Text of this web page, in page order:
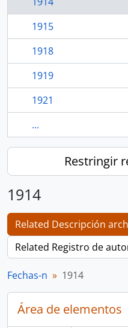
1915
1918
1919
1921
...
Restringir
1914
Related Descripción
Related Registro de
Fechas-n 1914
Área de elementos